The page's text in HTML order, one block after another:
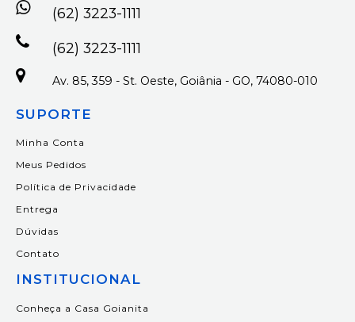
(62) 3223-1111
(62) 3223-1111
Av. 85, 359 - St. Oeste, Goiânia - GO, 74080-010
SUPORTE
Minha Conta
Meus Pedidos
Política de Privacidade
Entrega
Dúvidas
Contato
INSTITUCIONAL
Conheça a Casa Goianita